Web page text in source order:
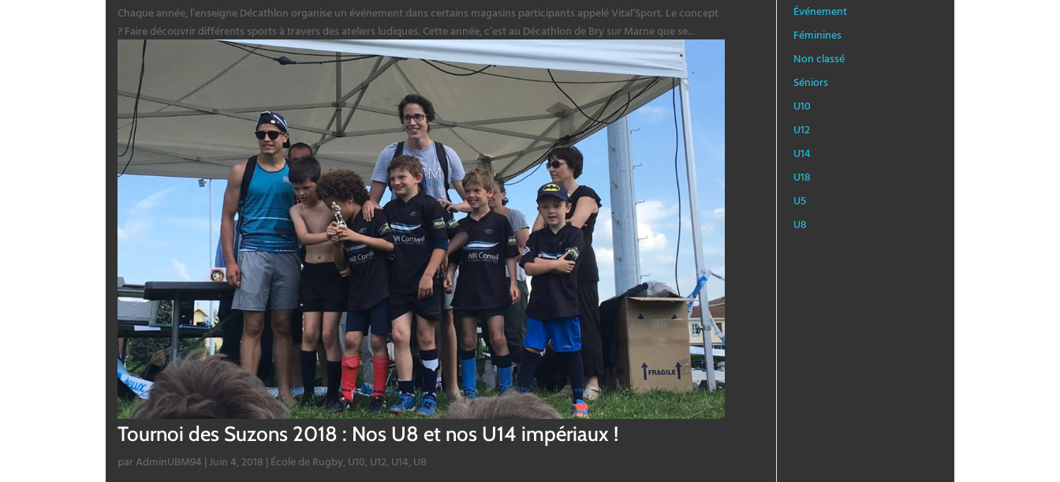
Chaque année, l’enseigne Décathlon organise un événement dans certains magasins participants appelé Vital’Sport. Le concept
? Faire découvrir différents sports à travers des ateliers ludiques. Cette année, c’est au Décathlon de Bry sur Marne que se...
Tournoi des Suzons 2018 : Nos U8 et nos U14 impériaux !
parAdminUBM94 | Juin 4, 2018 | École de Rugby,U10,U12,U14,U8
Événement
Féminines
Non classé
Séniors
U10
U12
U14
U18
U5
U8